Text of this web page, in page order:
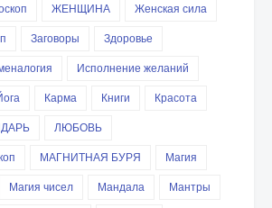
ЖЕНЩИНА
Женская сила
Заговоры
Здоровье
Исполнение желаний
Карма Книги
Красота
ЛЮБОВЬ
МАГНИТНАЯ БУРЯ
Магия
Магия чисел Мандала
Мантры